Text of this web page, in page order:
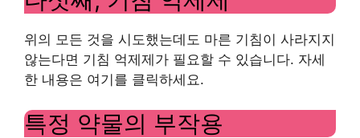
위의 모든 것을 시도했는데도 마른 기침이 사라지지
않는다면 기침 억제제가 필요할 수 있습니다. 자세
한 내용은 여기를 클릭하세요.
특정 약물의 부작용